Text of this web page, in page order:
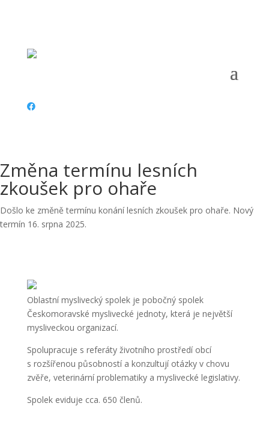
Změna termínu lesních
zkoušek pro ohaře
Došlo ke změně termínu konání lesních zkoušek pro ohaře. Nový
termín 16. srpna 2025.
Oblastní myslivecký spolek je pobočný spolek
Českomoravské myslivecké jednoty, která je největší
mysliveckou organizací.
Spolupracuje s referáty životního prostředí obcí
s rozšířenou působností a konzultují otázky v chovu
zvěře, veterinární problematiky a myslivecké legislativy.
Spolek eviduje cca. 650 členů.